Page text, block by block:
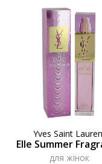
Yves Saint
Elle Summer
для жінок